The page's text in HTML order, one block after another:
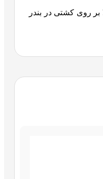
روی کشتی در بندر